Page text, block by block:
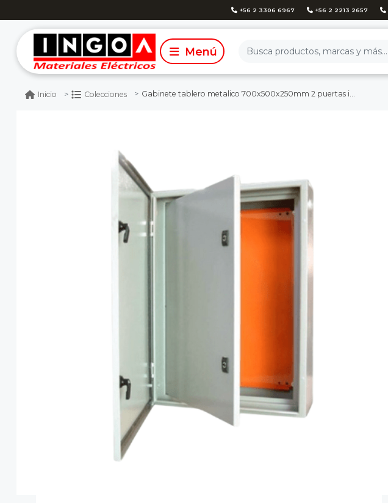
+56 2 3306 6967 +56 2 2213 2657
Inicio Colecciones Gabinete tablero metalico 700x500x250mm 2 puertas ip65 ral 7035